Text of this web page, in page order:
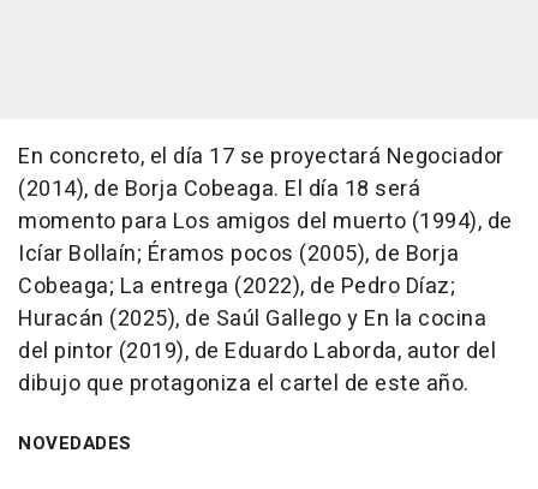
En concreto, el día 17 se proyectará Negociador
(2014), de Borja Cobeaga. El día 18 será
momento para Los amigos del muerto (1994), de
Icíar Bollaín; Éramos pocos (2005), de Borja
Cobeaga; La entrega (2022), de Pedro Díaz;
Huracán (2025), de Saúl Gallego y En la cocina
del pintor (2019), de Eduardo Laborda, autor del
dibujo que protagoniza el cartel de este año.
NOVEDADES